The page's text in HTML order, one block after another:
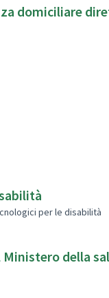
domiciliare
per le disabilità
della